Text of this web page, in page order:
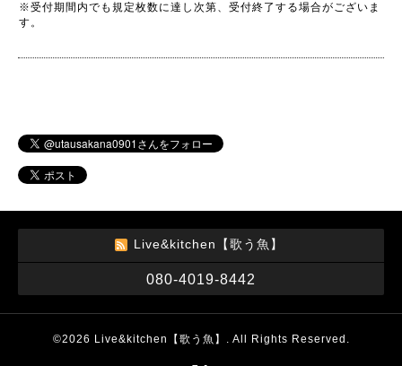
※受付期間内でも規定枚数に達し次第、受付終了する場合がございま
す。
Live&kitchen【歌う魚】
080-4019-8442
©2026 Live&kitchen【歌う魚】 . All Rights Reserved.